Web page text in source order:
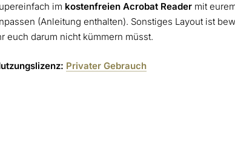
im kostenfreien Acrobat Reader mit
(Anleitung enthalten). Sonstiges Layout ist
euch darum nicht kümmern müsst.
Privater Gebrauch